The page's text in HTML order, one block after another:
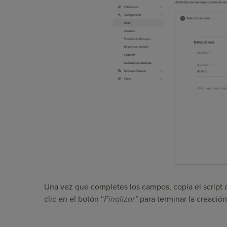
Una vez que completes los campos, copia el script
clic en el botón “Finalizar”para terminar la